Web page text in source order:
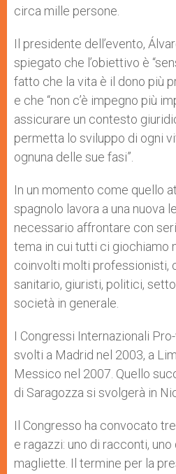
circa mille persone.
Il presidente dell’evento,
spiegato che l’obiettivo è
fatto che la vita è il dono più
e che “non c’è impegno più
assicurare un contesto
permetta lo sviluppo di ogni
ognuna delle sue fasi”.
In un momento come quello
spagnolo lavora a una nuova
necessario affrontare con
tema in cui tutti ci giochiamo
coinvolti molti professionisti,
sanitario, giuristi, politici,
società in generale.
I Congressi Internazionali
svolti a Madrid nel 2003, a
Messico nel 2007. Quello
di Saragozza si svolgerà in
Il Congresso ha convocato
e ragazzi: uno di racconti, uno
magliette. Il termine per la